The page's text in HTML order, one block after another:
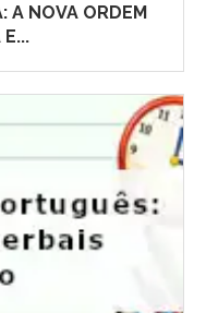
A NOVA ORDEM
E...